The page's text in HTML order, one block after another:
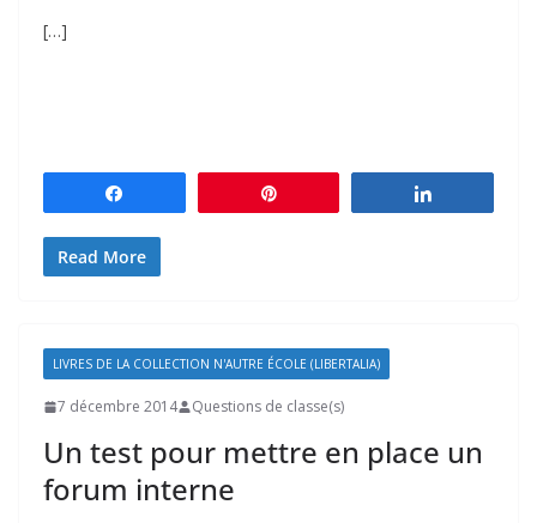
[…]
Read More
LIVRES DE LA COLLECTION N'AUTRE ÉCOLE (LIBERTALIA)
7 décembre 2014 Questions de classe(s)
Un test pour mettre en place un
forum interne